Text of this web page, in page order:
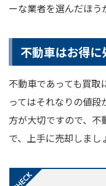
ーな業者を選んだほう
不動車はお得に
不動車であっても買取
ってはそれなりの値
方が大切ですので、
で、上手に売却しまし